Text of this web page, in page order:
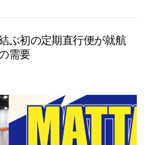
ぶ初の定期直行便が就航
需要